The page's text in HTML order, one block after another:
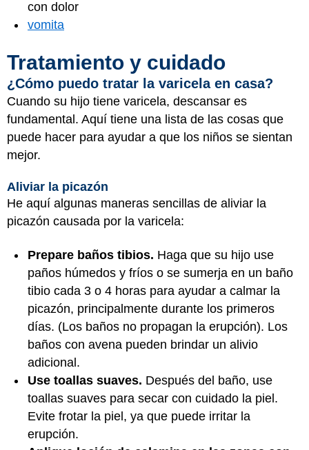
con dolor
vomita
Tratamiento y cuidado
¿Cómo puedo tratar la varicela en casa?
Cuando su hijo tiene varicela, descansar es
fundamental. Aquí tiene una lista de las cosas que
puede hacer para ayudar a que los niños se sientan
mejor.
Aliviar la picazón
He aquí algunas maneras sencillas de aliviar la
picazón causada por la varicela:
Prepare baños tibios. Haga que su hijo use
paños húmedos y fríos o se sumerja en un baño
tibio cada 3 o 4 horas para ayudar a calmar la
picazón, principalmente durante los primeros
días. (Los baños no propagan la erupción). Los
baños con avena pueden brindar un alivio
adicional.
Use toallas suaves. Después del baño, use
toallas suaves para secar con cuidado la piel.
Evite frotar la piel, ya que puede irritar la
erupción.